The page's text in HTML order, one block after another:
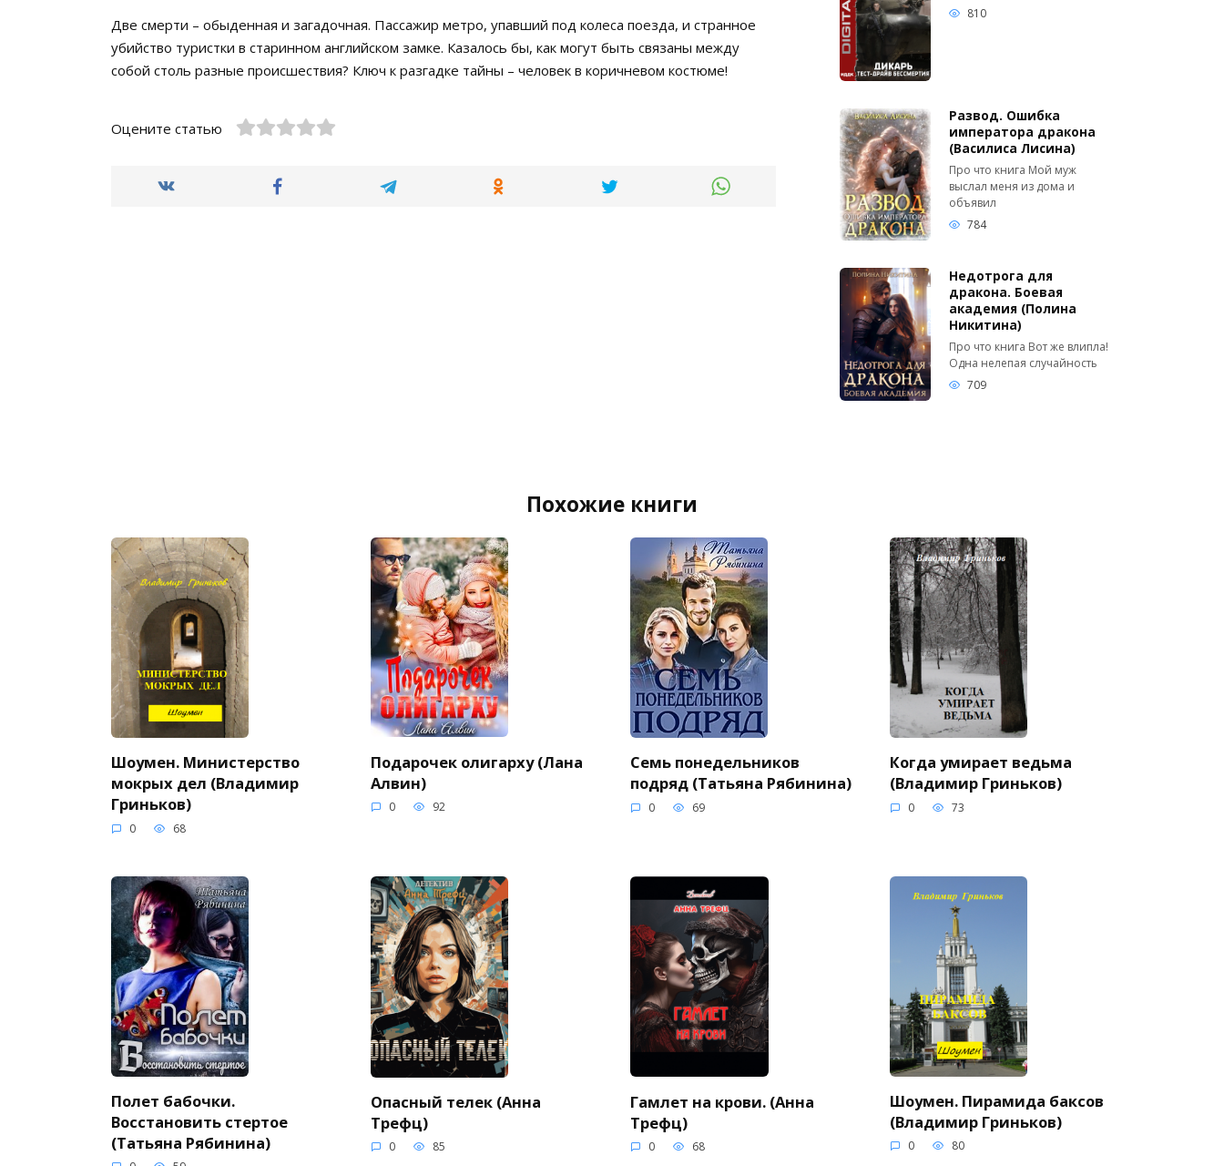
Две смерти – обыденная и загадочная. Пассажир метро, упавший под колеса поезда, и странное
убийство туристки в старинном английском замке. Казалось бы, как могут быть связаны между
собой столь разные происшествия? Ключ к разгадке тайны – человек в коричневом костюме!
Оцените статью
810
Развод. Ошибка
императора дракона
(Василиса Лисина)
Про что книга Мой муж
выслал меня из дома и
объявил
784
Недотрога для
дракона. Боевая
академия (Полина
Никитина)
Про что книга Вот же влипла!
Одна нелепая случайность
709
Похожие книги
Шоумен. Министерство
мокрых дел (Владимир
Гриньков)
0 68
Подарочек олигарху (Лана
Алвин)
0 92
Семь понедельников
подряд (Татьяна Рябинина)
0 69
Когда умирает ведьма
(Владимир Гриньков)
0 73
Полет бабочки.
Восстановить стертое
(Татьяна Рябинина)
Опасный телек (Анна
Трефц)
0 85
Гамлет на крови. (Анна
Трефц)
0 68
Шоумен. Пирамида баксов
(Владимир Гриньков)
0 80